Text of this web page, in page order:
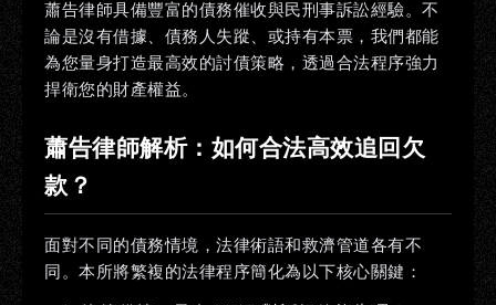
蕭告律師具備豐富的債務催收與民刑事訴訟經驗。不
論是沒有借據、債務人失蹤、或持有本票，我們都能
為您量身打造最高效的討債策略，透過合法程序強力
捍衛您的財產權益。
蕭告律師解析：如何合法高效追回欠
款？
面對不同的債務情境，法律術語和救濟管道各有不
同。本所將繁複的法律程序簡化為以下核心關鍵：